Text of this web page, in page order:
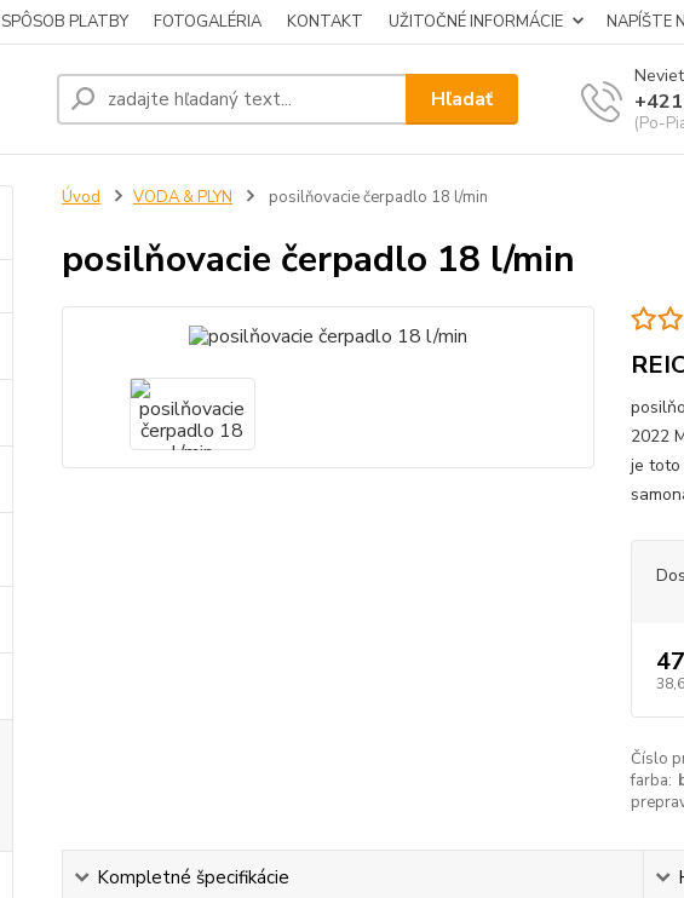
SPÔSOB PLATBY FOTOGALÉRIA KONTAKT UŽITOČNÉ INFORMÁCIE NAPÍŠTE
Hľadať
(Po-
Úvod VODA & PLYN posilňovacie čerpadlo 18 l/min
posilňovacie čerpadlo 18 l/min
2022
je toto
Číslo
farba:
Kompletné špecifikácie